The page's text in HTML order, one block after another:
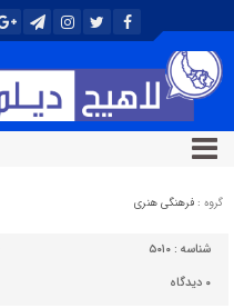
گروه : فرهنگی هنری
شناسه : ۵۰۱۰
۰ دیدگاه